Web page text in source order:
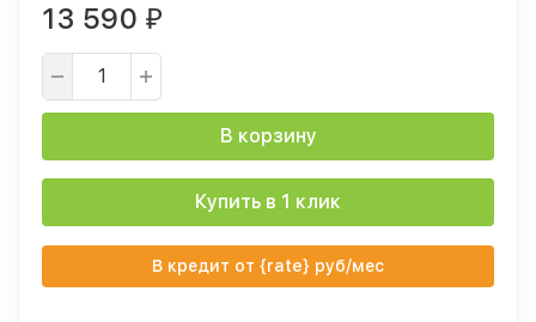
13 590 ₽
В корзину
Купить в 1 клик
В кредит от {rate} руб/мес